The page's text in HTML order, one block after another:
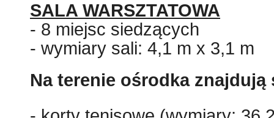
SALA WARSZTATOWA
- 8 miejsc siedzących
- wymiary sali: 4,1 m x 3,1 m
Na terenie ośrodka znajdują